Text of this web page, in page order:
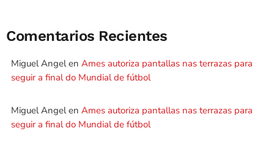
Comentarios Recientes
Miguel Angelen Ames autoriza pantallas nas terrazas para
seguir a final do Mundial de fútbol
Miguel Angelen Ames autoriza pantallas nas terrazas para
seguir a final do Mundial de fútbol